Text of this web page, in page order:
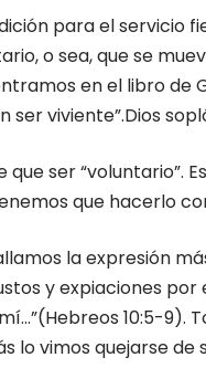
para el servicio
o sea, que se
en el libro de
ser viviente”.Dios
que ser “voluntario”.
que hacerlo
la expresión
y expiaciones
10:5-9).
lo vimos quejarse de